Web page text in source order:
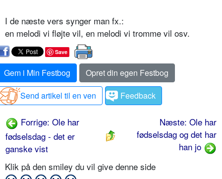
I de næste vers synger man fx.:
en melodi vi fløjte vil, en melodi vi tromme vil osv.
Save
Gem i Min Festbog
Opret din egen Festbog
Send artikel til en ven
Feedback
Forrige: Ole har
fødselsdag - det er
ganske vist
Næste: Ole har
fødselsdag og det har
han jo
Klik på den smiley du vil give denne side